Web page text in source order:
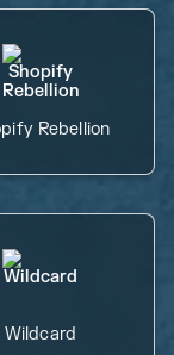
Rebellion
Wildcard